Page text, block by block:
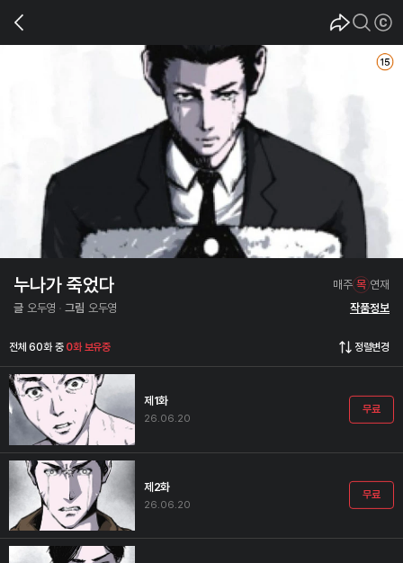
매주 목 연재
누나가 죽었다
글 오두영 그림 오두영 작품정보
전체 60화 중 0화 보유중 정렬변경
제1화
26.06.20
무료
제2화
26.06.20
무료